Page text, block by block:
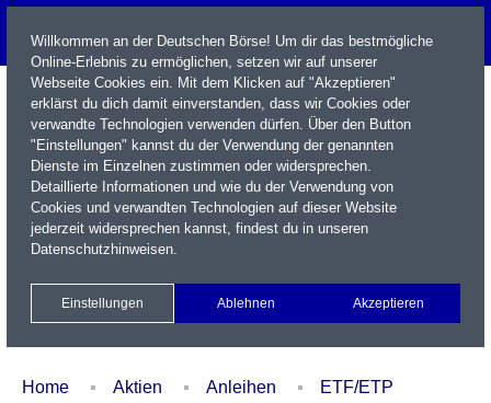
Name / WKN / ISIN / Kürzel
Xetra Realtime
Watchlist Portfolio Login
Home Aktien Anleihen
ETF/ETP
Willkommen an der Deutschen Börse! Um dir das bestmögliche
Online-Erlebnis zu ermöglichen, setzen wir auf unserer
Webseite Cookies ein. Mit dem Klicken auf "Akzeptieren"
erklärst du dich damit einverstanden, dass wir Cookies oder
verwandte Technologien verwenden dürfen. Über den Button
"Einstellungen" kannst du der Verwendung der genannten
Dienste im Einzelnen zustimmen oder widersprechen.
Detaillierte Informationen und wie du der Verwendung von
Cookies und verwandten Technologien auf dieser Website
jederzeit widersprechen kannst, findest du in unseren
Datenschutzhinweisen.
Einstellungen Ablehnen Akzeptieren